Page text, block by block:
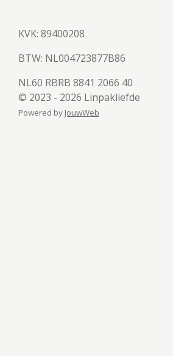
KVK: 89400208
BTW: NL004723877B86
NL60 RBRB 8841 2066 40
© 2023 - 2026 Linpakliefde
Powered by JouwWeb